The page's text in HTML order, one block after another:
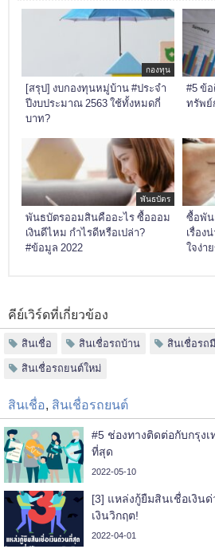
กองทุน
[สรุป] งบกองทุนหมู่บ้าน #ประจำ
ปีงบประมาณ 2563 ใช้ทั้งหมดกี่
บาท?
#5 ข้
ทรัพย์
พันธบัตร
พันธบัตรออมสินคืออะไร ซื้อออม
เงินดีไหม กำไรดีหรือเปล่า?
#ข้อมูล 2022
ซื้อพัน
เรื่อง
ใจง่า
คีย์เวิร์ดที่เกี่ยวข้อง
สินเชื่อ สินเชื่อรถบ้าน สินเชื่อรถ
สินเชื่อรถยนต์ใหม่
สินเชื่อ สินเชื่อรถยนต์
#5 ช่องทางติดต่อกับกรุง
ที่สุด
2022-05-10
[3] แหล่งกู้ยืมสินเชื่อเงิ
เงินวิกฤต!
2022-04-01